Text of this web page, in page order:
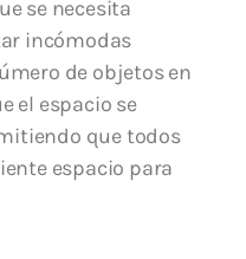
se necesita
incómodas
de objetos en
el espacio se
que todos
espacio para